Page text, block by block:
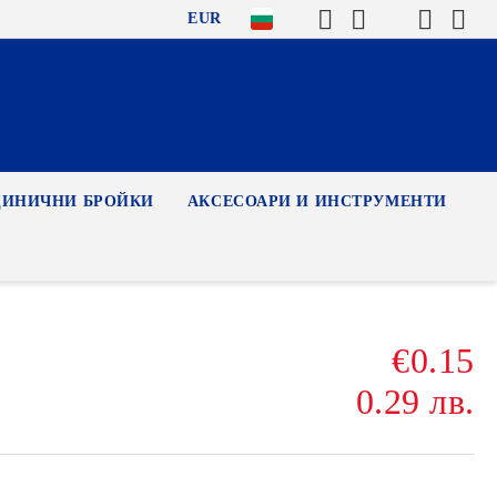
EUR
БРОЙКИ АКСЕСОАРИ И ИНСТРУМЕНТИ
€0.15
0.29 лв.